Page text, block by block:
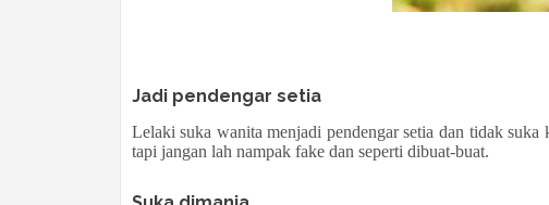
Jadi pendengar setia
Lelaki suka wanita menjadi pendengar setia dan tidak
tapi jangan lah nampak fake dan seperti dibuat-buat.